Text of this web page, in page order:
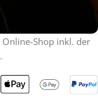
Shop inkl. der